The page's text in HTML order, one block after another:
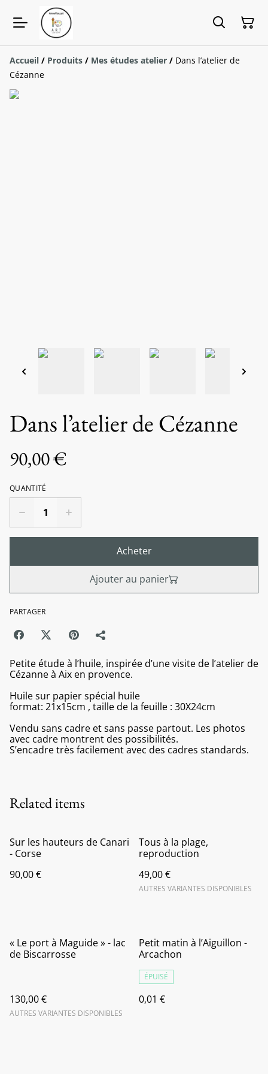
Accueil / Produits / Mes études atelier / Dans l’atelier de
Cézanne
Dans l’atelier de Cézanne
90,00 €
QUANTITÉ
Acheter
Ajouter au panier
PARTAGER
Petite étude à l’huile, inspirée d’une visite de l’atelier de
Cézanne à Aix en provence.
Huile sur papier spécial huile
format: 21x15cm , taille de la feuille : 30X24cm
Vendu sans cadre et sans passe partout. Les photos
avec cadre montrent des possibilités.
S’encadre très facilement avec des cadres standards.
Related items
Sur les hauteurs de Canari
- Corse
90,00 €
Tous à la plage,
reproduction
49,00 €
AUTRES VARIANTES DISPONIBLES
« Le port à Maguide » - lac
de Biscarrosse
130,00 €
AUTRES VARIANTES DISPONIBLES
Petit matin à l’Aiguillon -
Arcachon
ÉPUISÉ
0,01 €